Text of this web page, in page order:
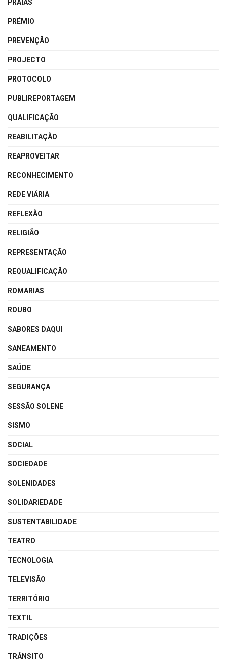
PRAIAS
PRÉMIO
PREVENÇÃO
PROJECTO
PROTOCOLO
PUBLIREPORTAGEM
QUALIFICAÇÃO
REABILITAÇÃO
REAPROVEITAR
RECONHECIMENTO
REDE VIÁRIA
REFLEXÃO
RELIGIÃO
REPRESENTAÇÃO
REQUALIFICAÇÃO
ROMARIAS
ROUBO
SABORES DAQUI
SANEAMENTO
SAÚDE
SEGURANÇA
SESSÃO SOLENE
SISMO
SOCIAL
SOCIEDADE
SOLENIDADES
SOLIDARIEDADE
SUSTENTABILIDADE
TEATRO
TECNOLOGIA
TELEVISÃO
TERRITÓRIO
TEXTIL
TRADIÇÕES
TRÂNSITO